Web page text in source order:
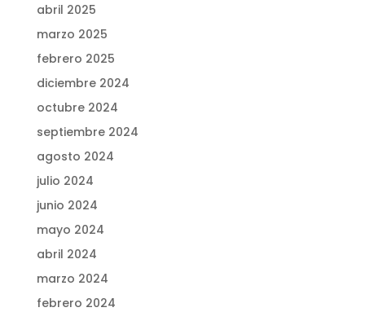
abril 2025
marzo 2025
febrero 2025
diciembre 2024
octubre 2024
septiembre 2024
agosto 2024
julio 2024
junio 2024
mayo 2024
abril 2024
marzo 2024
febrero 2024